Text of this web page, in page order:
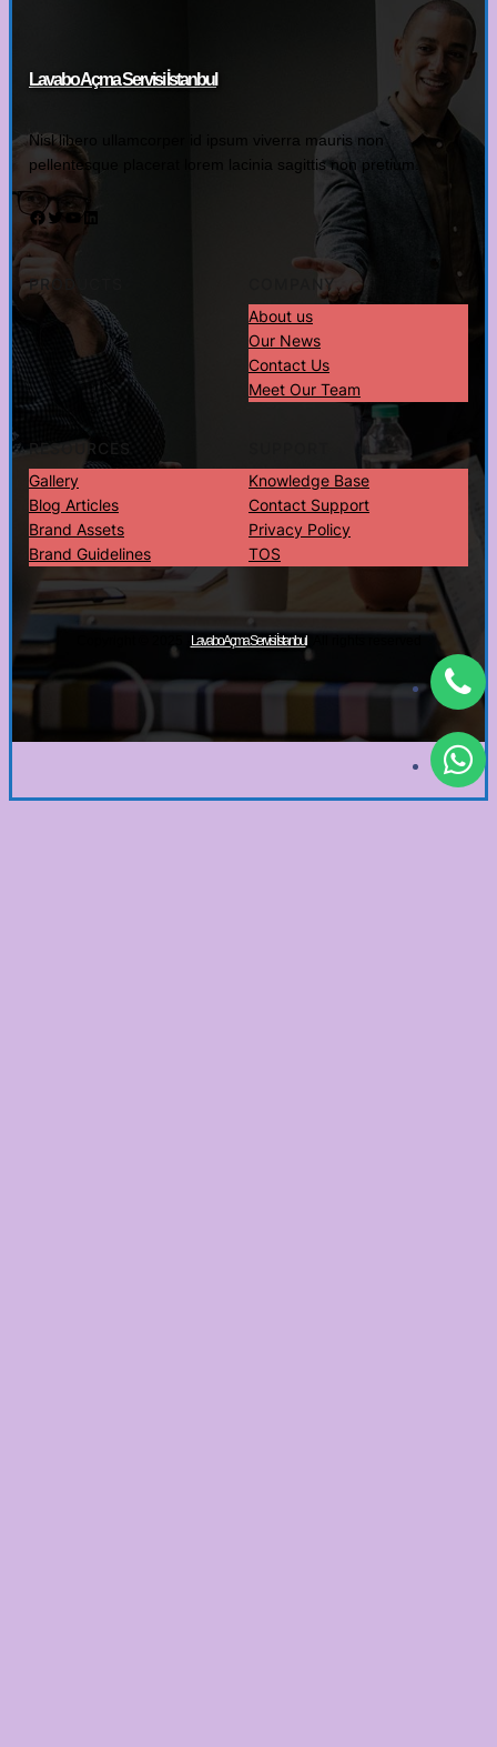
Lavabo Açma Servisi İstanbul
Nisl libero ullamcorper id ipsum viverra mauris non
pellentesque placerat lorem lacinia sagittis non pretium.
Facebook Twitter YouTube LinkedIn
PRODUCTS
COMPANY
About us
Our News
Contact Us
Meet Our Team
RESOURCES
Gallery
Blog Articles
Brand Assets
Brand Guidelines
Knowledge Base
Contact Support
Privacy Policy
TOS
Lavabo Açma Servisi İstanbul· All rights reserved